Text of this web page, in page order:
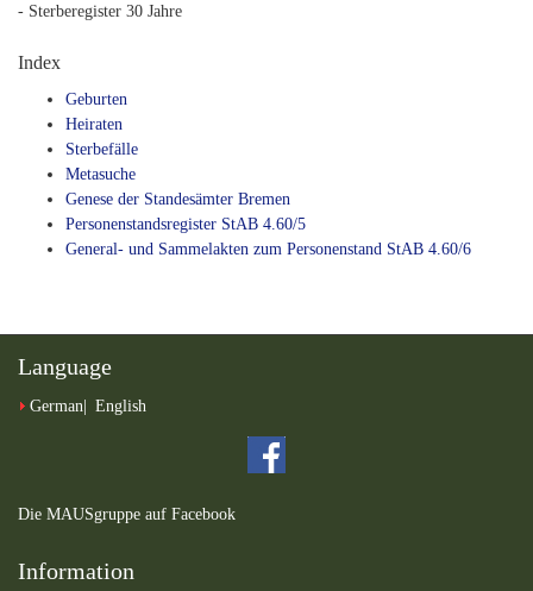
- Sterberegister 30 Jahre
Index
Geburten
Heiraten
Sterbefälle
Metasuche
Genese der Standesämter Bremen
Personenstandsregister StAB 4.60/5
General- und Sammelakten zum Personenstand StAB 4.60/6
Language
German English
Die MAUSgruppe auf Facebook
Information